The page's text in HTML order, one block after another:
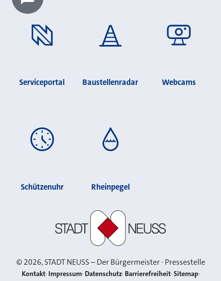
Chatbot laden?
Serviceportal Baustellenradar Webcams
Schützenuhr Rheinpegel
©2026, STADT NEUSS – Der Bürgermeister · Pressestelle
Kontakt Impressum Datenschutz Barrierefreiheit Sitemap